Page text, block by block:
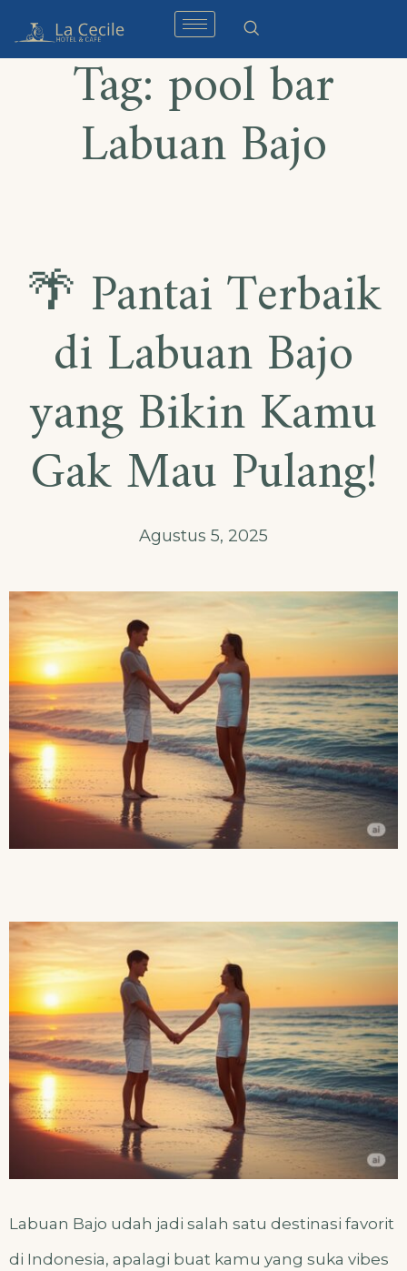
Tag:pool bar
Labuan Bajo
🌴 Pantai Terbaik
di Labuan Bajo
yang Bikin Kamu
Gak Mau Pulang!
Agustus 5, 2025
Labuan Bajo udah jadi salah satu destinasi favorit
di Indonesia, apalagi buat kamu yang suka vibes